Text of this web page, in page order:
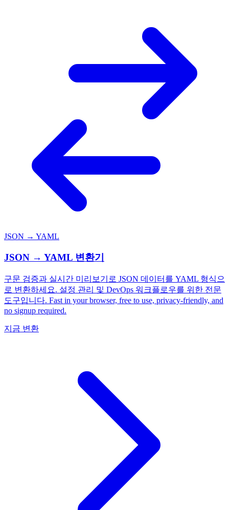
JSON → YAML
JSON → YAML 변환기
구문 검증과 실시간 미리보기로 JSON 데이터를 YAML 형식으
로 변환하세요. 설정 관리 및 DevOps 워크플로우를 위한 전문
도구입니다. Fast in your browser, free to use, privacy-friendly, and
no signup required.
지금 변환